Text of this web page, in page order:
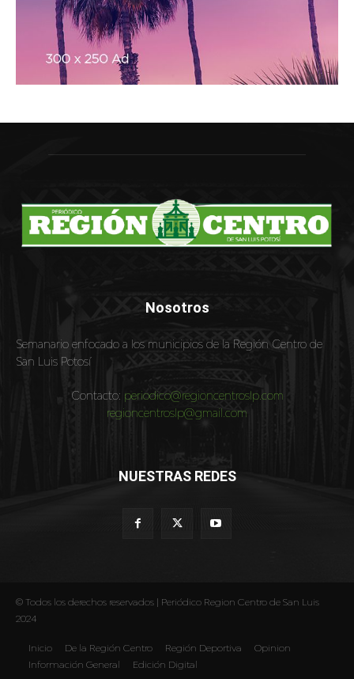
Nosotros
Semanario enfocado a los municipios de la Región Centro de
San Luis Potosí
Contacto: periodico@regioncentroslp.com
regioncentroslp@gmail.com
NUESTRAS REDES
© Todos los derechos reservados | Periódico Region Centro de San Luis
2024
Inicio De la Región Centro Región Deportiva
Opinion
Información General
Edición Digital